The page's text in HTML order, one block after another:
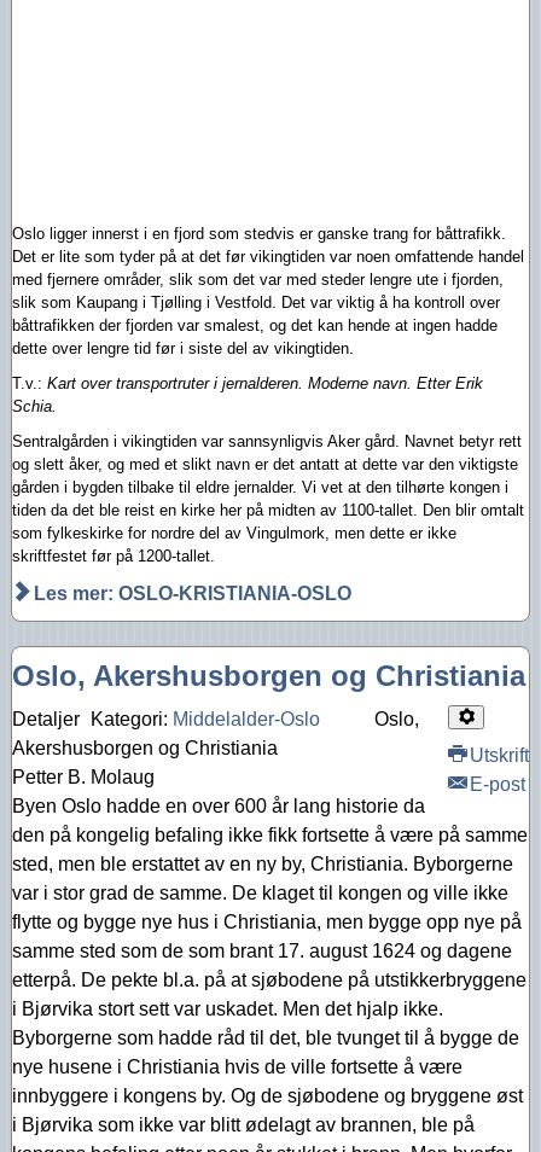
Oslo ligger innerst i en fjord som stedvis er ganske trang for båttrafikk.
Det er lite som tyder på at det før vikingtiden var noen omfattende handel
med fjernere områder, slik som det var med steder lengre ute i fjorden,
slik som Kaupang i Tjølling i Vestfold. Det var viktig å ha kontroll over
båttrafikken der fjorden var smalest, og det kan hende at ingen hadde
dette over lengre tid før i siste del av vikingtiden.
T.v.: Kart over transportruter i jernalderen. Moderne navn. Etter Erik
Schia.
Sentralgården i vikingtiden var sannsynligvis Aker gård. Navnet betyr rett
og slett åker, og med et slikt navn er det antatt at dette var den viktigste
gården i bygden tilbake til eldre jernalder. Vi vet at den tilhørte kongen i
tiden da det ble reist en kirke her på midten av 1100-tallet. Den blir omtalt
som fylkeskirke for nordre del av Vingulmork, men dette er ikke
skriftfestet før på 1200-tallet.
Les mer: OSLO-KRISTIANIA-OSLO
Oslo, Akershusborgen og Christiania
Utskrift
E-post
Detaljer Kategori: Middelalder-Oslo
Oslo,
Akershusborgen og Christiania
Petter B. Molaug
Byen Oslo hadde en over 600 år lang historie da
den på kongelig befaling ikke fikk fortsette å være på samme
sted, men ble erstattet av en ny by, Christiania. Byborgerne
var i stor grad de samme. De klaget til kongen og ville ikke
flytte og bygge nye hus i Christiania, men bygge opp nye på
samme sted som de som brant 17. august 1624 og dagene
etterpå. De pekte bl.a. på at sjøbodene på utstikkerbryggene
i Bjørvika stort sett var uskadet. Men det hjalp ikke.
Byborgerne som hadde råd til det, ble tvunget til å bygge de
nye husene i Christiania hvis de ville fortsette å være
innbyggere i kongens by. Og de sjøbodene og bryggene øst
i Bjørvika som ikke var blitt ødelagt av brannen, ble på